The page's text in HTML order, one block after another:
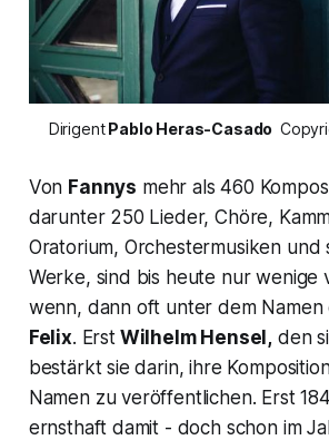
Dirigent Pablo Heras-Casado
Von Fannys mehr als 460
darunter 250 Lieder, Chöre,
Oratorium, Orchestermusiken und
Werke, sind bis heute nur wenige
wenn, dann oft unter dem Namen
Felix. ErstWilhelm Hensel, den
bestärkt sie darin, ihre
Namen zu veröffentlichen. Erst
ernsthaft damit - doch schon im